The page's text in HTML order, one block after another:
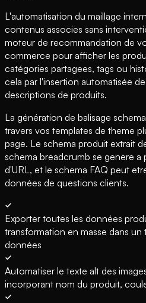
L'automatisation du maillage
contenus associes sans
moteur de recommandation de
commerce pour afficher les
catégories partagees, tags ou
cela par l'insertion automatisée
descriptions de produits.
La génération de balisage
travers vos templates de theme
page. Le schema produit extrait
schema breadcrumb se genere
d'URL, et le schema FAQ peut
données de questions clients.
Exporter toutes les données
transformation en masse dans
données
Automatiser le texte alt des
incorporant nom du produit,